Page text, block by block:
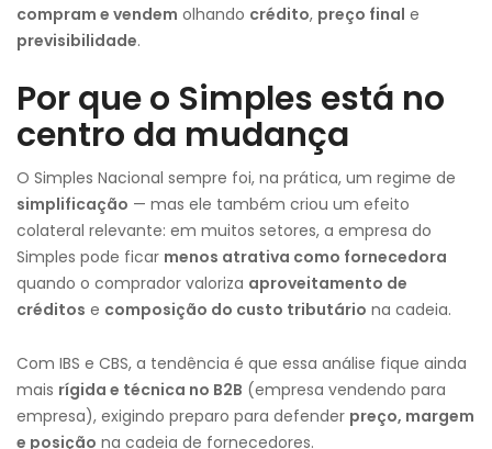
compram e vendem olhando crédito, preço final e
previsibilidade.
Por que o Simples está no
centro da mudança
O Simples Nacional sempre foi, na prática, um regime de
simplificação — mas ele também criou um efeito
colateral relevante: em muitos setores, a empresa do
Simples pode ficar menos atrativa como fornecedora
quando o comprador valoriza aproveitamento de
créditos e composição do custo tributário na cadeia.
Com IBS e CBS, a tendência é que essa análise fique ainda
mais rígida e técnica no B2B (empresa vendendo para
empresa), exigindo preparo para defender preço, margem
e posição na cadeia de fornecedores.